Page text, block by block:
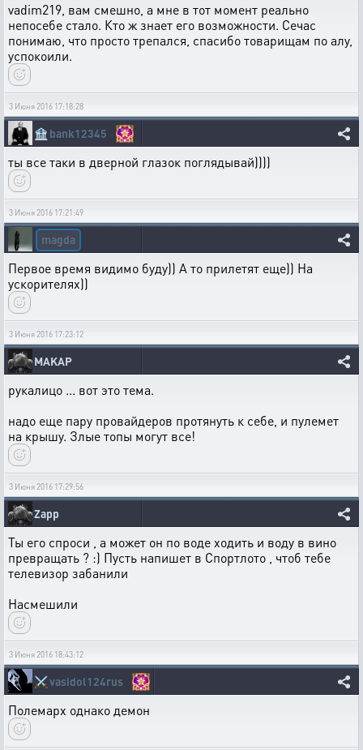
vadim219, вам смешно, а мне в тот момент реально
непосебе стало. Кто ж знает его возможности. Сечас
понимаю, что просто трепался, спасибо товарищам по алу,
успокоили.
3 Июня 2016 17:18:28
🏦 bank12345
ты все таки в дверной глазок поглядывай))))
3 Июня 2016 17:21:49
magda
Первое время видимо буду)) А то прилетят еще)) На
ускорителях))
3 Июня 2016 17:23:12
MAKAP
рукалицо ... вот это тема.
надо еще пару провайдеров протянуть к себе, и пулемет
на крышу. Злые топы могут все!
3 Июня 2016 17:29:56
Zapp
Ты его спроси , а может он по воде ходить и воду в вино
превращать ? :) Пусть напишет в Спортлото , чтоб тебе
телевизор забанили
Насмешили
3 Июня 2016 18:43:12
⚔️vasidol124rus
Полемарх однако демон